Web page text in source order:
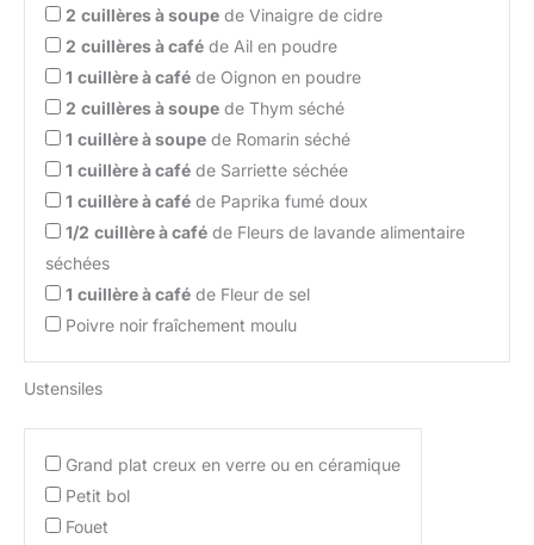
2 cuillères à soupe de Vinaigre de cidre
2 cuillères à café de Ail en poudre
1 cuillère à café de Oignon en poudre
2 cuillères à soupe de Thym séché
1 cuillère à soupe de Romarin séché
1 cuillère à café de Sarriette séchée
1 cuillère à café de Paprika fumé doux
1/2 cuillère à café de Fleurs de lavande alimentaire
séchées
1 cuillère à café de Fleur de sel
Poivre noir fraîchement moulu
Ustensiles
Grand plat creux en verre ou en céramique
Petit bol
Fouet